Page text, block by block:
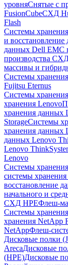
уровняСнятые с
FusionCubeСХД
Flash
Системы
и
данных Dell EMC
производства
массивы и
Системы
Fujitsu Eternus
Системы
хранения Lenovo
хранения данных
StorageСистемы
хранения данных
данных Lenovo
Lenovo
Lenovo
Системы
системы
восстановление
начального и
СХД HPEФлеш-
Cистемы
хранения NetApp
NetAppФлеш-
Дисковые полки
ArecaДисковые
(HPE)Дисковые